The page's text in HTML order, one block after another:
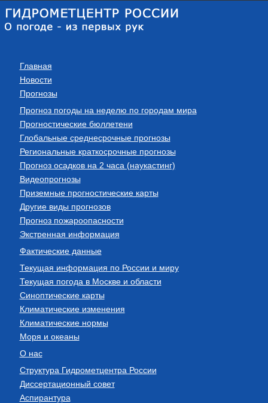
Главная
Новости
Прогнозы
Прогноз погоды на неделю по городам мира
Прогностические бюллетени
Глобальные среднесрочные прогнозы
Региональные краткосрочные прогнозы
Прогноз осадков на 2 часа (наукастинг)
Видеопрогнозы
Приземные прогностические карты
Другие виды прогнозов
Прогноз пожароопасности
Экстренная информация
Фактические данные
Текущая информация по России и миру
Текущая погода в Москве и области
Синоптические карты
Климатические изменения
Климатические нормы
Моря и океаны
О нас
Структура Гидрометцентра России
Диссертационный совет
Аспирантура